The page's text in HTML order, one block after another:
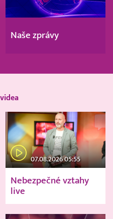
Naše zprávy
07.08.2026 05:55
Nebezpečné vztahy
live